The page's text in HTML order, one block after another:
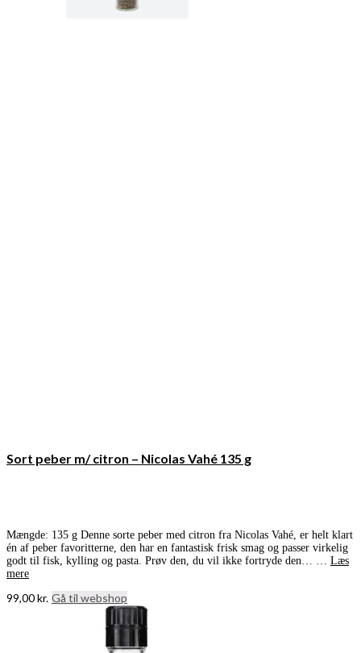
Sort peber m/ citron – Nicolas Vahé 135 g
Mængde: 135 g Denne sorte peber med citron fra Nicolas Vahé, er helt klart
én af peber favoritterne, den har en fantastisk frisk smag og passer virkelig
godt til fisk, kylling og pasta. Prøv den, du vil ikke fortryde den… … Læs
mere
99,00kr. Gå til webshop